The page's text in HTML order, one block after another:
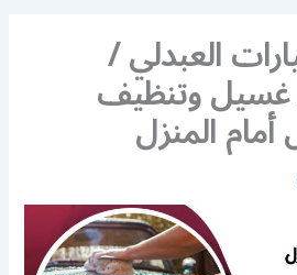
العبدلي /
/ غسيل وتنظيف
المنزل